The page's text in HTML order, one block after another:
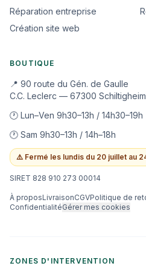
Réparation entreprise
Création site web
BOUTIQUE
📍 90 route du Gén. de Gaulle
C.C. Leclerc — 67300 Schiltigheim
🕐 Lun–Ven 9h30–13h / 14h30–19h
🕐 Sam 9h30–13h / 14h–18h
⚠️ Fermé les lundis du 20 juillet au
SIRET 828 910 273 00014
À proposLivraisonCGVPolitique de
ConfidentialitéGérer mes cookies
ZONES D'INTERVENTION